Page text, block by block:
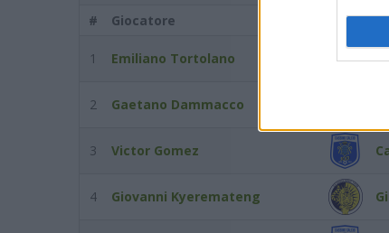
# Giocatore Squadra
1 Emiliano Tortolano
2 Gaetano Dammacco
3 Victor Gomez
4 Giovanni Kyeremateng